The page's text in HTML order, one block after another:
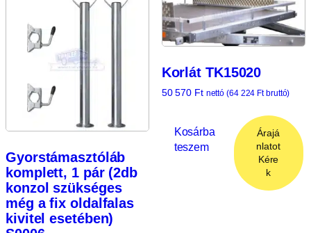
Gyorstámasztóláb
komplett, 1 pár (2db
konzol szükséges
még a fix oldalfalas
kivitel esetében)
Korlát TK15020
50 570 Ft nettó (64 224 Ftbruttó)
Kosárba
teszem
Árajá
nlatot
Kére
k